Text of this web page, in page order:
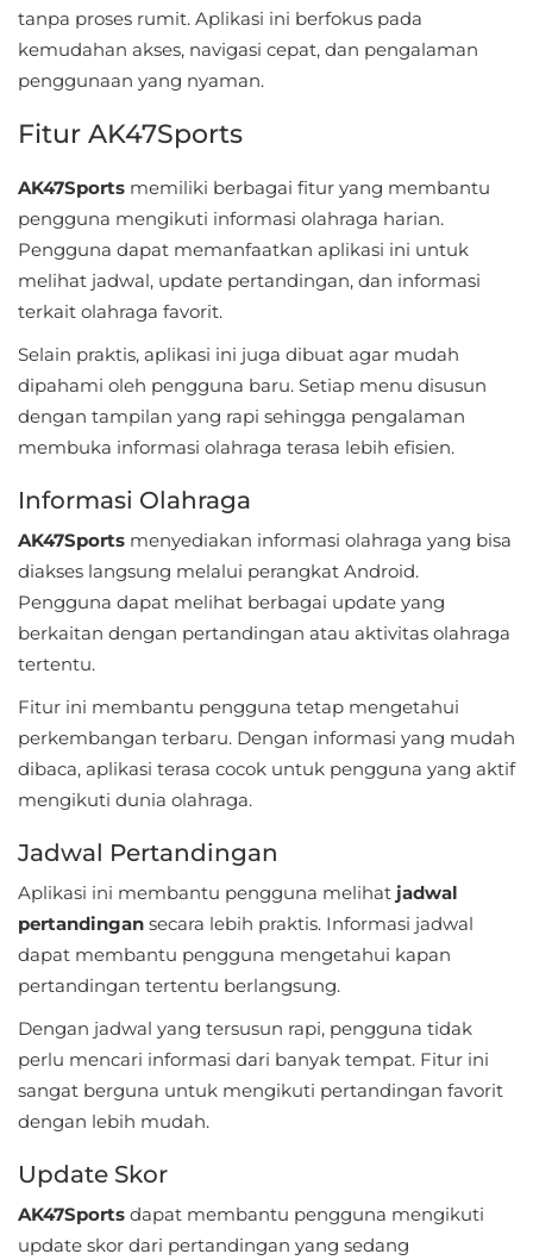
Strategi
Trivia
Word
Apps
Art
&
Design
Auto
&
Vehicles
Beauty
Books
&
Reference
Referensi
Business
Comics
Communication
Dating
Education
Emulator
Finance
tanpa proses rumit. Aplikasi ini berfokus pada
kemudahan akses, navigasi cepat, dan pengalaman
penggunaan yang nyaman.
Fitur AK47Sports
AK47Sports memiliki berbagai fitur yang membantu
pengguna mengikuti informasi olahraga harian.
Pengguna dapat memanfaatkan aplikasi ini untuk
melihat jadwal, update pertandingan, dan informasi
terkait olahraga favorit.
Selain praktis, aplikasi ini juga dibuat agar mudah
dipahami oleh pengguna baru. Setiap menu disusun
dengan tampilan yang rapi sehingga pengalaman
membuka informasi olahraga terasa lebih efisien.
Informasi Olahraga
AK47Sports menyediakan informasi olahraga yang bisa
diakses langsung melalui perangkat Android.
Pengguna dapat melihat berbagai update yang
berkaitan dengan pertandingan atau aktivitas olahraga
tertentu.
Fitur ini membantu pengguna tetap mengetahui
perkembangan terbaru. Dengan informasi yang mudah
dibaca, aplikasi terasa cocok untuk pengguna yang aktif
mengikuti dunia olahraga.
Jadwal Pertandingan
Aplikasi ini membantu pengguna melihat jadwal
pertandingan secara lebih praktis. Informasi jadwal
dapat membantu pengguna mengetahui kapan
pertandingan tertentu berlangsung.
Dengan jadwal yang tersusun rapi, pengguna tidak
perlu mencari informasi dari banyak tempat. Fitur ini
sangat berguna untuk mengikuti pertandingan favorit
dengan lebih mudah.
Update Skor
AK47Sports dapat membantu pengguna mengikuti
update skor dari pertandingan yang sedang